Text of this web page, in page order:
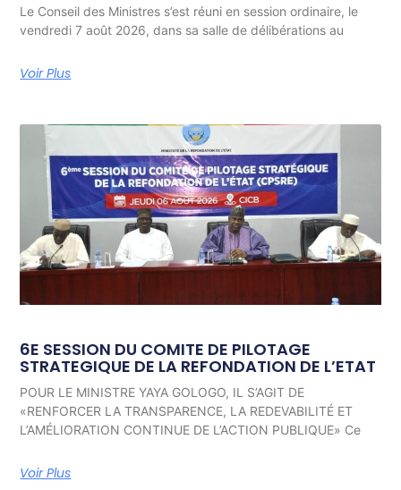
Le Conseil des Ministres s’est réuni en session ordinaire, le
vendredi 7 août 2026, dans sa salle de délibérations au
Voir Plus
6E SESSION DU COMITE DE PILOTAGE
STRATEGIQUE DE LA REFONDATION DE L’ETAT
POUR LE MINISTRE YAYA GOLOGO, IL S’AGIT DE
«RENFORCER LA TRANSPARENCE, LA REDEVABILITÉ ET
L’AMÉLIORATION CONTINUE DE L’ACTION PUBLIQUE» Ce
Voir Plus